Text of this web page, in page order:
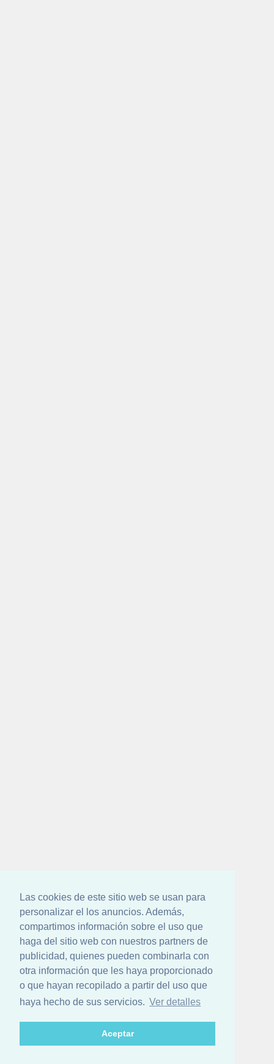
Las cookies de este sitio web se usan para
personalizar el los anuncios. Además,
compartimos información sobre el uso que
haga del sitio web con nuestros partners de
publicidad, quienes pueden combinarla con
otra información que les haya proporcionado
o que hayan recopilado a partir del uso que
haya hecho de sus servicios. Ver detalles
Aceptar